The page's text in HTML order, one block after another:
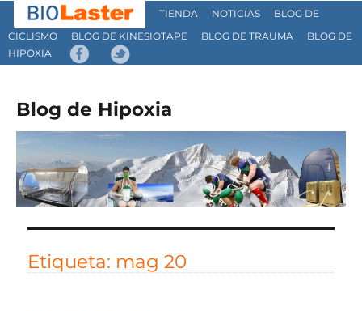
TIENDA NOTICIAS
BLOG DE
CICLISMO
BLOG DE KINESIOTAPE BLOG DE TRAUMA
BLOG DE
HIPOXIA
Blog de Hipoxia
Etiqueta: mag 20